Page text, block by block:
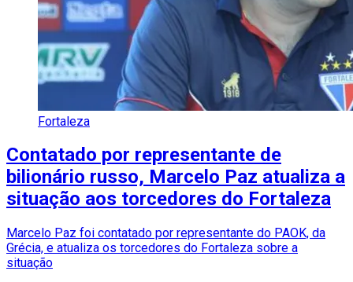
Fortaleza
Contatado por representante de
bilionário russo, Marcelo Paz atualiza a
situação aos torcedores do Fortaleza
Marcelo Paz foi contatado por representante do PAOK, da
Grécia, e atualiza os torcedores do Fortaleza sobre a
situação